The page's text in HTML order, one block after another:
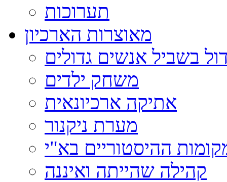
תערוכות
מאוצרות הארכיון
בשביל אנשים גדולים
משחק ילדים
אתיקה ארכיונאית
מערת ניקנור
ההיסטוריים בא"י
קהילה שהייתה ואיננה